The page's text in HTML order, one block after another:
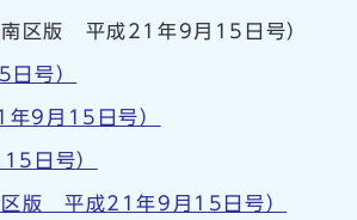
南区版 平成21年9月15日号）
号）
年9月15日号）
日号）
区版 平成21年9月15日号）